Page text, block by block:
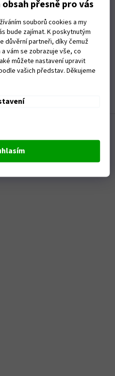
přesně pro vás
souborů cookies a my
bude zajímat. K poskytnutým
důvěrní partneři, díky čemuž
vám se zobrazuje vše, co
můžete nastavení upravit
vašich představ. Děkujeme
zabaleno!!
je 5 z 5 hvězdiček.